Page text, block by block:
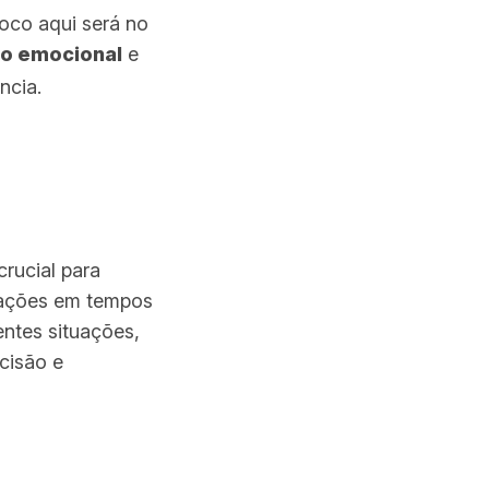
aqui será no
emocional e
para
em tempos
situações,
e